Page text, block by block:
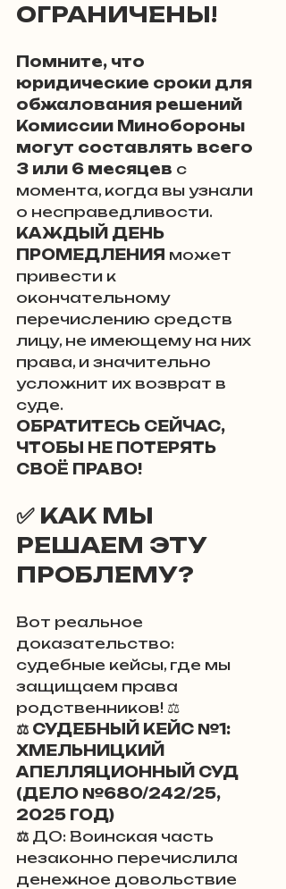
ОГРАНИЧЕНЫ!
Помните, что
юридические сроки для
обжалования решений
Комиссии Минобороны
могут составлять всего
3 или 6 месяцев с
момента, когда вы узнали
о несправедливости.
КАЖДЫЙ ДЕНЬ
ПРОМЕДЛЕНИЯ может
привести к
окончательному
перечислению средств
лицу, не имеющему на них
права, и значительно
усложнит их возврат в
суде.
ОБРАТИТЕСЬ СЕЙЧАС,
ЧТОБЫ НЕ ПОТЕРЯТЬ
СВОЁ ПРАВО!
✅ КАК МЫ
РЕШАЕМ ЭТУ
ПРОБЛЕМУ?
Вот реальное
доказательство:
судебные кейсы, где мы
защищаем права
родственников! ⚖️
⚖️ СУДЕБНЫЙ КЕЙС №1:
ХМЕЛЬНИЦКИЙ
АПЕЛЛЯЦИОННЫЙ СУД
(ДЕЛО №680/242/25,
2025 ГОД)
⚖️ ДО: Воинская часть
незаконно перечислила
денежное довольствие